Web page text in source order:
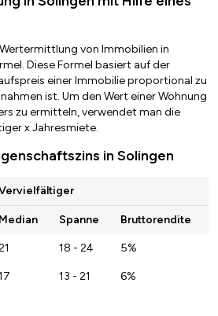
von Immobilien in
Diese Formel basiert auf der
einer Immobilie proportional zu
ist. Um den Wert einer Wohnung
zu ermitteln, verwendet man die
x Jahresmiete.
in Solingen
Median Spanne Bruttorendite
18 - 24 5%
13 - 21 6%